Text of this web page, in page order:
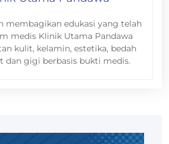
membagikan edukasi yang telah
medis Klinik Utama Pandawa
kulit, kelamin, estetika, bedah
dan gigi berbasis bukti medis.